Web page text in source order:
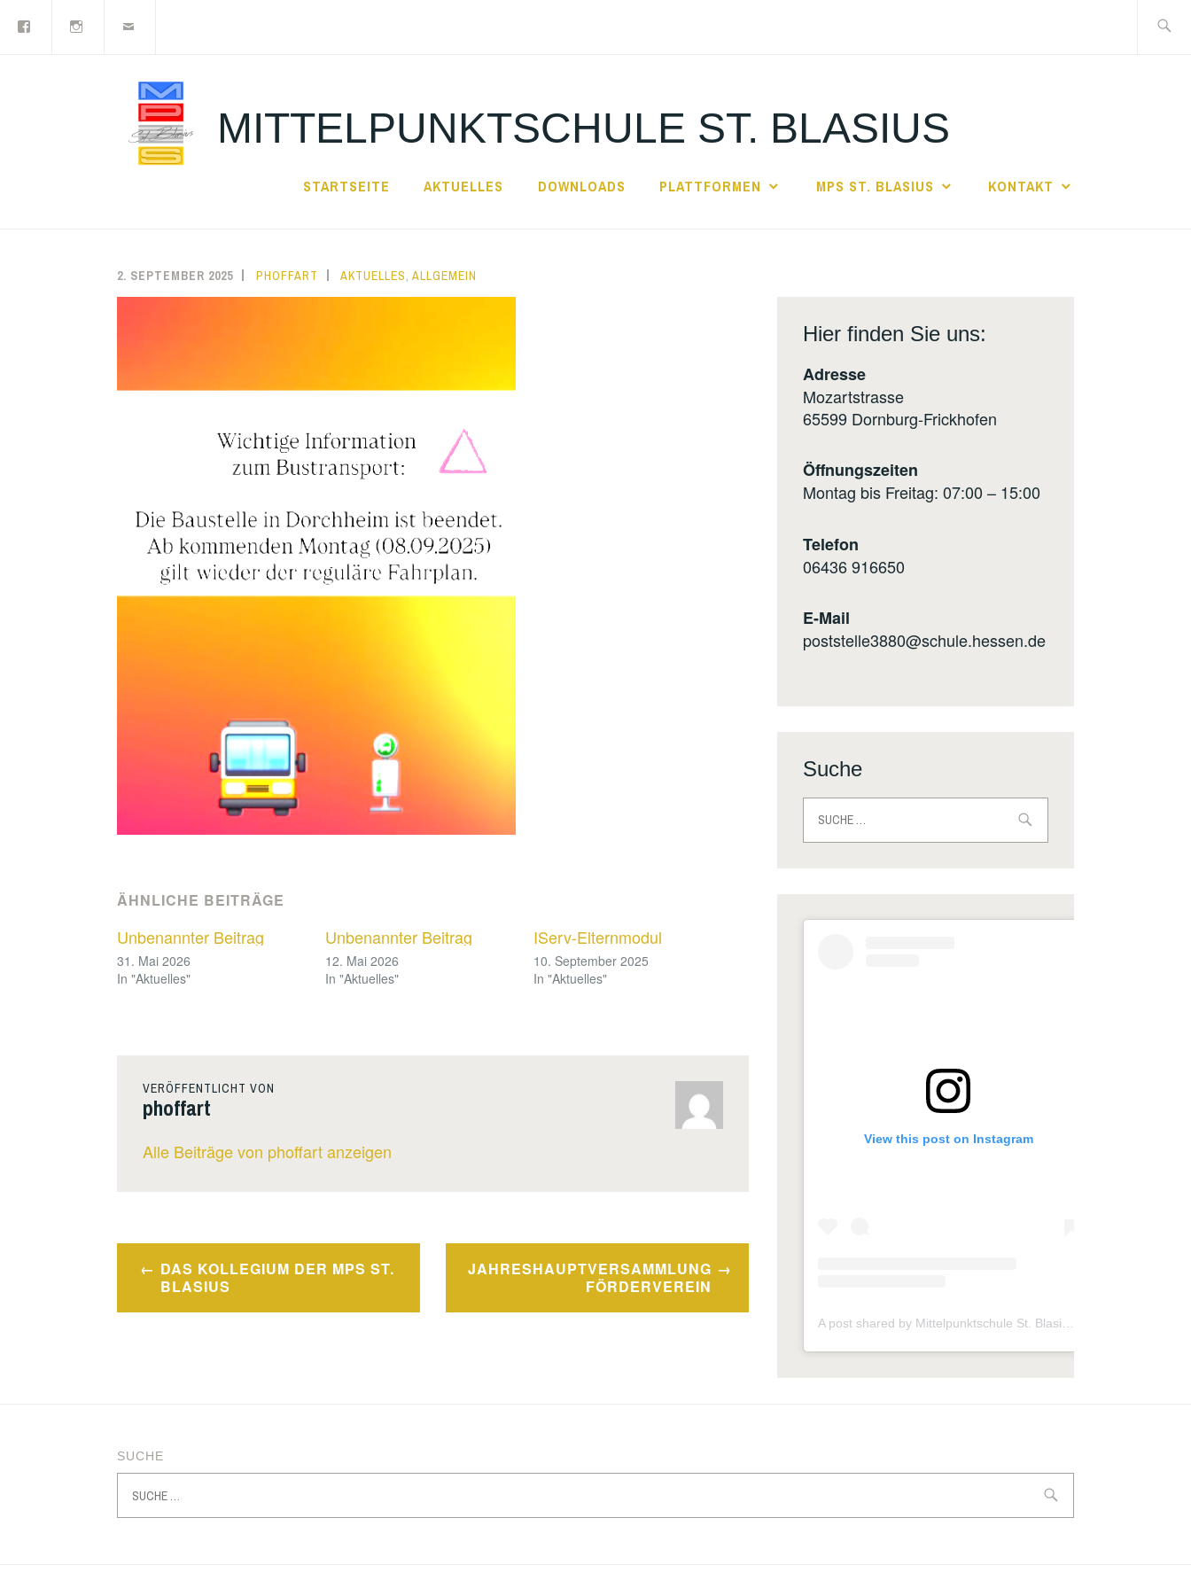
Inhalt
nach:
MITTELPUNKTSCHULE ST. BLASIUS
STARTSEITE AKTUELLES DOWNLOADS PLATTFORMEN MPS ST. BLASIUS KONTAKT
2. SEPTEMBER 2025 PHOFFART AKTUELLES ALLGEMEIN
ÄHNLICHE BEITRÄGE
Unbenannter Beitrag
31. Mai 2026
In "Aktuelles"
Unbenannter Beitrag
12. Mai 2026
In "Aktuelles"
IServ-Elternmodul
10. September 2025
In "Aktuelles"
VERÖFFENTLICHT VON
phoffart
Alle Beiträge von phoffart anzeigen
Beitragsnavigation
DAS KOLLEGIUM DER MPS ST.
BLASIUS
JAHRESHAUPTVERSAMMLUNG
FÖRDERVEREIN
Hier finden Sie uns:
Adresse
Mozartstrasse
65599 Dornburg-Frickhofen
Öffnungszeiten
Montag bis Freitag: 07:00 – 15:00
Telefon
06436 916650
E-Mail
poststelle3880@schule.hessen.de
Suche
nach:
View this post on Instagram
SUCHE
nach: